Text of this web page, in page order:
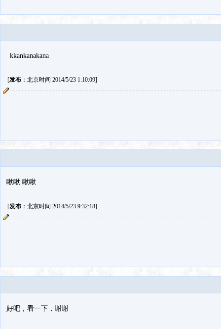
kkankanakana
[发布：北京时间 2014/5/23 1:10:09]
瞅瞅 瞅瞅
[发布：北京时间 2014/5/23 9:32:18]
好吧，看一下，谢谢